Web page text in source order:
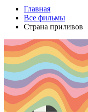
Главная
Все фильмы
Страна приливов